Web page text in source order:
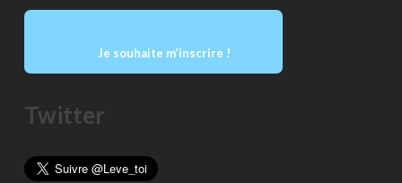
Je souhaite m’inscrire !
Twitter